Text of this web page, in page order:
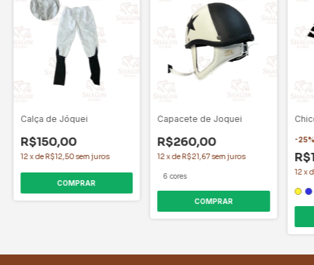
Calça de Jóquei
R$150,00
12xde R$12,50sem juros
COMPRAR
Capacete de Joquei
R$260,00
12xde R$21,67sem juros
6 cores
COMPRAR
-25
12x